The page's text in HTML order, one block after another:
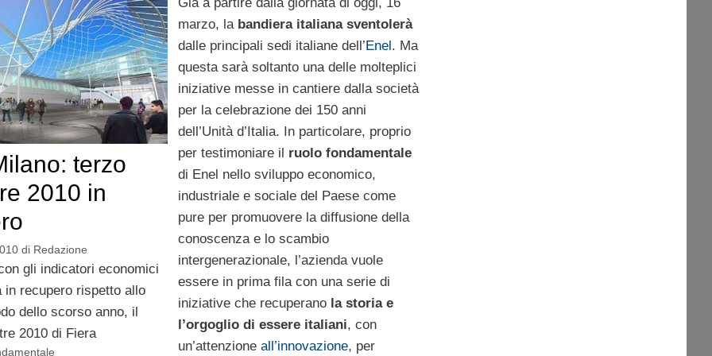
marzo, la bandiera italiana sventolerà
dalle principali sedi italiane dell’Enel. Ma
questa sarà soltanto una delle molteplici
iniziative messe in cantiere dalla società
per la celebrazione dei 150 anni
dell’Unità d’Italia. In particolare, proprio
per testimoniare il ruolo fondamentale
di Enel nello sviluppo economico,
industriale e sociale del Paese come
pure per promuovere la diffusione della
conoscenza e lo scambio
intergenerazionale, l’azienda vuole
essere in prima fila con una serie di
iniziative che recuperano la storia e
l’orgoglio di essere italiani, con
un’attenzione all’innovazione, per
terzo
2010 in
di Redazione
gli indicatori economici
in recupero rispetto allo
dello scorso anno, il
2010 di Fiera